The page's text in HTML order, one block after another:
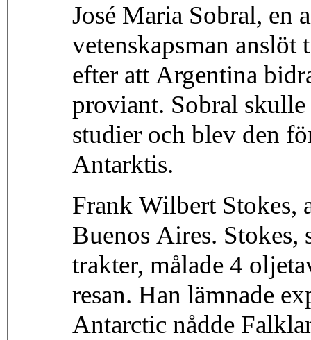
José Maria Sobral, en
vetenskapsman
efter att Argentina
proviant. Sobral
studier och blev den
Antarktis.
Frank Wilbert Stokes,
Buenos Aires. Stokes,
trakter, målade 4
resan. Han lämnade
Antarctic nådde